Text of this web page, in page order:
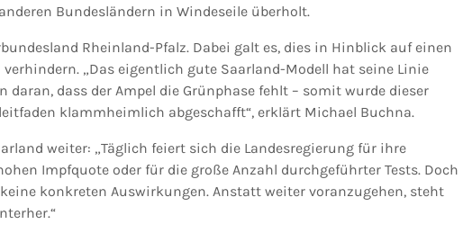
Bundesländern in Windeseile überholt.
Rheinland-Pfalz. Dabei galt es, dies in Hinblick auf einen
„Das eigentlich gute Saarland-Modell hat seine Linie
daran, dass der Ampel die Grünphase fehlt – somit wurde dieser
klammheimlich abgeschafft“, erklärt Michael Buchna.
weiter: „Täglich feiert sich die Landesregierung für ihre
Impfquote oder für die große Anzahl durchgeführter Tests. Doch
konkreten Auswirkungen. Anstatt weiter voranzugehen, steht